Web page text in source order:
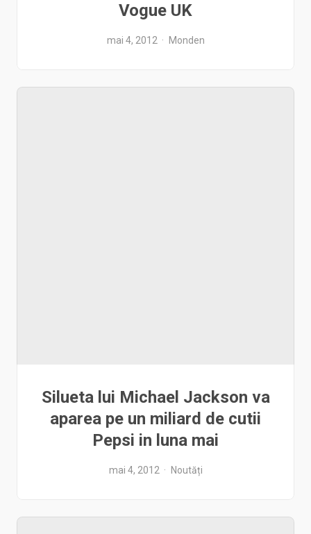
Vogue UK
mai 4, 2012 Monden
Silueta lui Michael Jackson va
aparea pe un miliard de cutii
Pepsi in luna mai
mai 4, 2012 Noutăți